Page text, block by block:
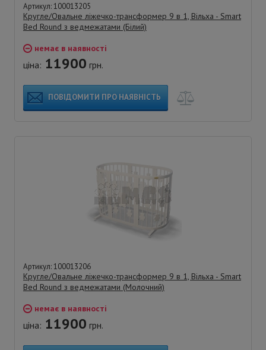
Артикул: 100013205
Кругле/Овальне ліжечко-трансформер 9 в 1, Вільха - Smart
Bed Round з ведмежатами (Білий)
немає в наявності
ціна: 11900 грн.
ПОВІДОМИТИ ПРО НАЯВНІСТЬ
Артикул: 100013206
Кругле/Овальне ліжечко-трансформер 9 в 1, Вільха - Smart
Bed Round з ведмежатами (Молочний)
немає в наявності
ціна: 11900 грн.